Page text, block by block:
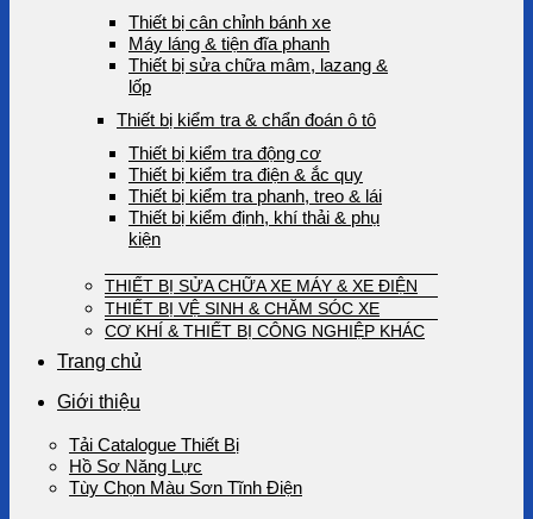
Thiết bị cân chỉnh bánh xe
Máy láng & tiện đĩa phanh
Thiết bị sửa chữa mâm, lazang &
lốp
Thiết bị kiểm tra & chẩn đoán ô tô
Thiết bị kiểm tra động cơ
Thiết bị kiểm tra điện & ắc quy
Thiết bị kiểm tra phanh, treo & lái
Thiết bị kiểm định, khí thải & phụ
kiện
THIẾT BỊ SỬA CHỮA XE MÁY & XE ĐIỆN
THIẾT BỊ VỆ SINH & CHĂM SÓC XE
CƠ KHÍ & THIẾT BỊ CÔNG NGHIỆP KHÁC
Trang chủ
Giới thiệu
Tải Catalogue Thiết Bị
Hồ Sơ Năng Lực
Tùy Chọn Màu Sơn Tĩnh Điện